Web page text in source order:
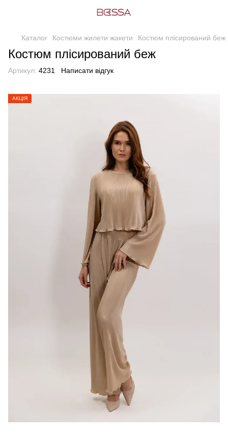
Каталог Костюми жилети жакети Костюм плісирований беж
Костюм плісирований беж
Артикул: 4231 Написати відгук
АКЦІЯ